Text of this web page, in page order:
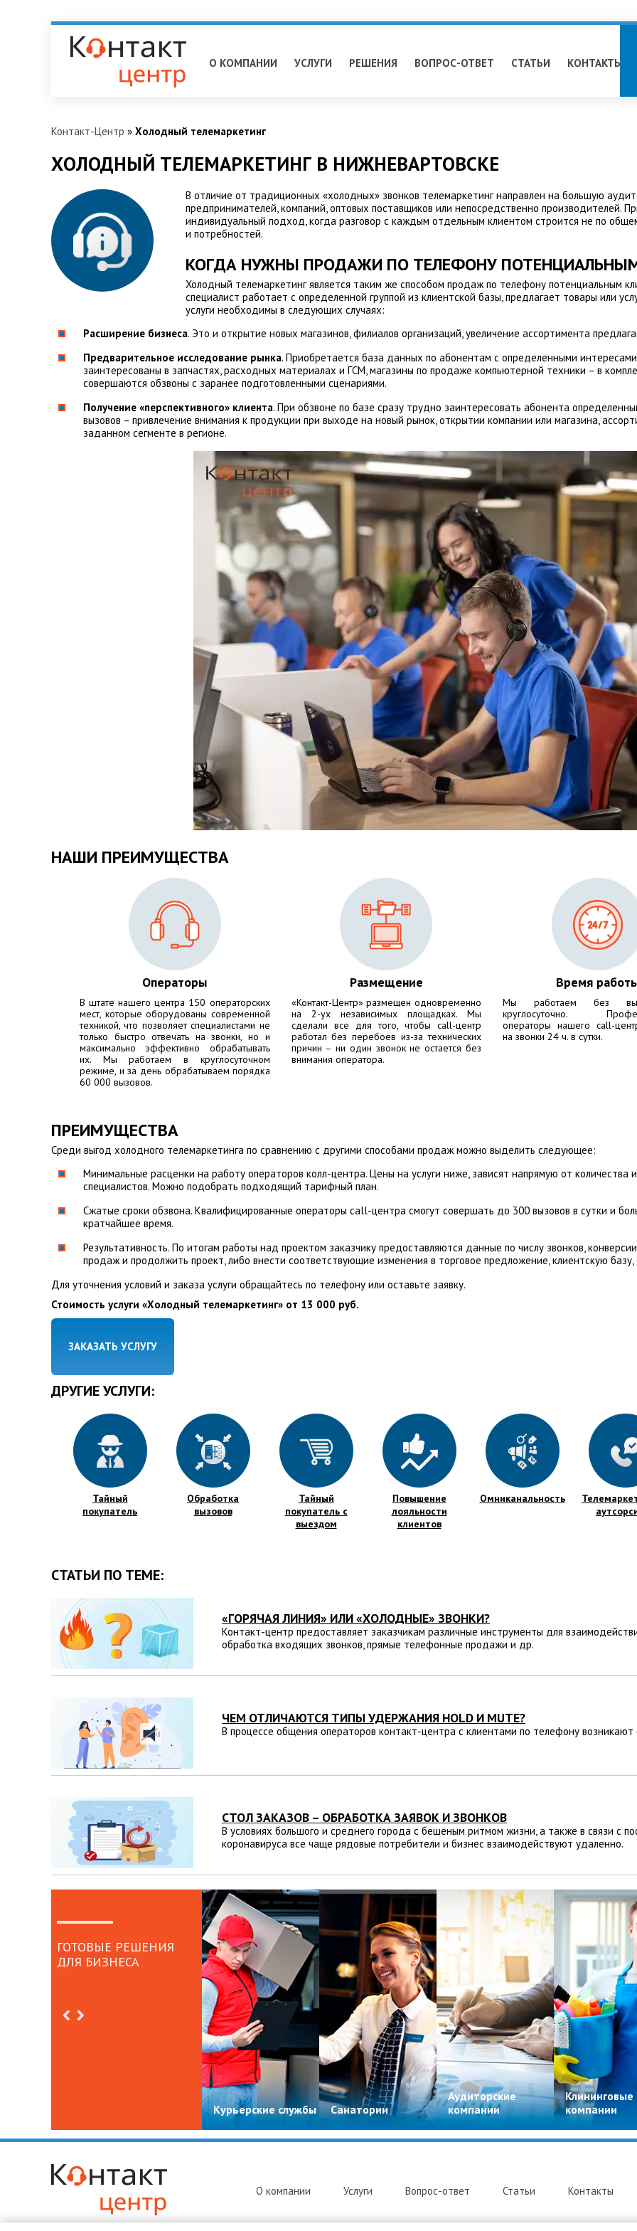
О КОМПАНИИ УСЛУГИ РЕШЕНИЯ ВОПРОС-ОТВЕТ СТАТЬИ КОНТАКТЫ
Контакт-Центр » Холодный телемаркетинг
ХОЛОДНЫЙ ТЕЛЕМАРКЕТИНГ В НИЖНЕВАРТОВСКЕ
В отличие от традиционных «холодных» звонков телемаркетинг направлен на большую
предпринимателей, компаний, оптовых поставщиков или непосредственно производителей.
индивидуальный подход, когда разговор с каждым отдельным клиентом строится не по
и потребностей.
КОГДА НУЖНЫ ПРОДАЖИ ПО ТЕЛЕФОНУ
Холодный телемаркетинг является таким же способом продаж по телефону потенциальным
специалист работает с определенной группой из клиентской базы, предлагает товары или
услуги необходимы в следующих случаях:
Расширение бизнеса. Это и открытие новых магазинов, филиалов организаций, увеличение ассортимента
Предварительное исследование рынка. Приобретается база данных по абонентам с определенными
заинтересованы в запчастях, расходных материалах и ГСМ, магазины по продаже компьютерной техники – в
совершаются обзвоны с заранее подготовленными сценариями.
Получение «перспективного» клиента. При обзвоне по базе сразу трудно заинтересовать абонента
вызовов – привлечение внимания к продукции при выходе на новый рынок, открытии компании или магазина,
заданном сегменте в регионе.
НАШИ ПРЕИМУЩЕСТВА
Операторы
В штате нашего центра 150 операторских
мест, которые оборудованы современной
техникой, что позволяет специалистами не
только быстро отвечать на звонки, но и
максимально эффективно обрабатывать
их. Мы работаем в круглосуточном
режиме, и за день обрабатываем порядка
60 000 вызовов.
Размещение
«Контакт-Центр» размещен одновременно
на 2-ух независимых площадках. Мы
сделали все для того, чтобы call-центр
работал без перебоев из-за технических
причин – ни один звонок не остается без
внимания оператора.
Время
Мы работаем без
круглосуточно.
операторы нашего call-
на звонки 24 ч. в сутки.
ПРЕИМУЩЕСТВА
Среди выгод холодного телемаркетинга по сравнению с другими способами продаж можно выделить следующее:
Минимальные расценки на работу операторов колл-центра. Цены на услуги ниже, зависят напрямую от
специалистов. Можно подобрать подходящий тарифный план.
Сжатые сроки обзвона. Квалифицированные операторы call-центра смогут совершать до 300 вызовов в сутки и
кратчайшее время.
Результативность. По итогам работы над проектом заказчику предоставляются данные по числу звонков,
продаж и продолжить проект, либо внести соответствующие изменения в торговое предложение, клиентскую
Для уточнения условий и заказа услуги обращайтесь по телефону или оставьте заявку.
Стоимость услуги «Холодный телемаркетинг» от 13 000 руб.
ЗАКАЗАТЬ УСЛУГУ
ДРУГИЕ УСЛУГИ:
Тайный
покупатель
Обработка
вызовов
Тайный
покупатель с
выездом
Повышение
лояльности
клиентов
Омниканальность
СТАТЬИ ПО ТЕМЕ:
«ГОРЯЧАЯ ЛИНИЯ» ИЛИ «ХОЛОДНЫЕ» ЗВОНКИ?
Контакт-центр предоставляет заказчикам различные инструменты для
обработка входящих звонков, прямые телефонные продажи и др.
ЧЕМ ОТЛИЧАЮТСЯ ТИПЫ УДЕРЖАНИЯ HOLD И MUTE?
В процессе общения операторов контакт-центра с клиентами по телефону
СТОЛ ЗАКАЗОВ – ОБРАБОТКА ЗАЯВОК И ЗВОНКОВ
В условиях большого и среднего города с бешеным ритмом жизни, а также в связи с
коронавируса все чаще рядовые потребители и бизнес взаимодействуют удаленно.
ГОТОВЫЕ РЕШЕНИЯ
ДЛЯ БИЗНЕСА
Курьерские службы Санатории
Аудиторские
компании
Клининговые
компании
О компании Услуги Вопрос-ответ Статьи Контакты